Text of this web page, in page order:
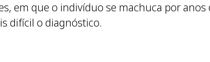
em que o indivíduo se machuca por
difícil o diagnóstico.